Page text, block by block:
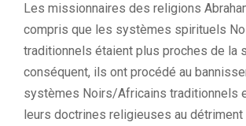
Les missionnaires des religions
compris que les systèmes spirituels
traditionnels étaient plus proches de la
conséquent, ils ont procédé au
systèmes Noirs/Africains traditionnels
leurs doctrines religieuses au détriment